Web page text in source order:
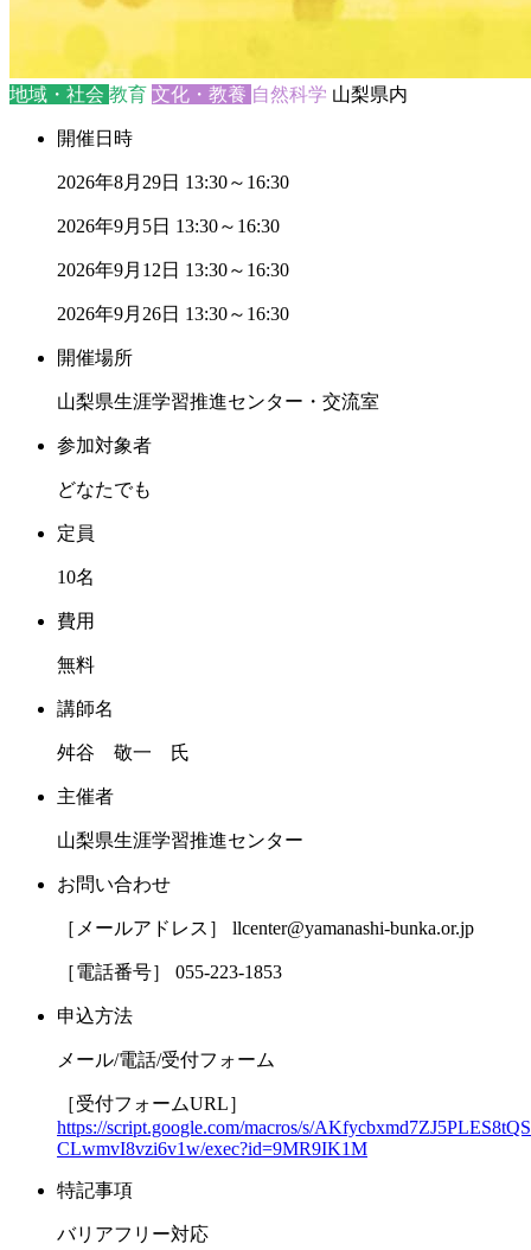
地域・社会 教育 文化・教養 自然科学 山梨県内
開催日時
2026年8月29日 13:30～16:30
2026年9月5日 13:30～16:30
2026年9月12日 13:30～16:30
2026年9月26日 13:30～16:30
開催場所
山梨県生涯学習推進センター・交流室
参加対象者
どなたでも
定員
10名
費用
無料
講師名
舛谷 敬一 氏
主催者
山梨県生涯学習推進センター
お問い合わせ
［メールアドレス］ llcenter@yamanashi-bunka.or.jp
［電話番号］ 055-223-1853
申込方法
メール/電話/受付フォーム
［受付フォームURL］
https://script.google.com/macros/s/
CLwmvI8vzi6v1w/exec?id=9MR9IK1M
特記事項
バリアフリー対応